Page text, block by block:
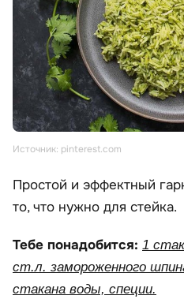
Источник: pinterest.com
Простой и эффектный
то, что нужно для стейка.
Тебе понадобится: 1
ст.л. замороженного
стакана воды, специи.